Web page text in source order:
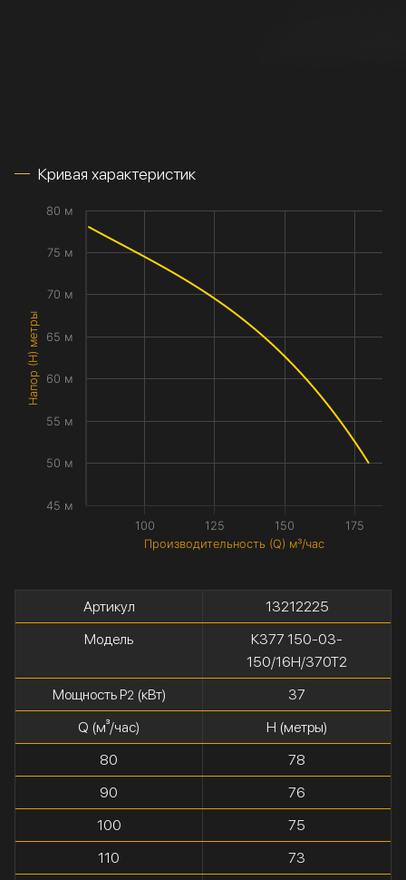
Кривая характеристик
Производительность (Q) м³/час
Напор (H) метры
100 125 150 175
45 м
50 м
55 м
60 м
65 м
70 м
75 м
80 м
Артикул
13212225
Модель
К377 150-03-
150/16Н/370Т2
Мощность P2(кВт)
37
Q (м³/час)
H (метры)
80
78
90
76
100
75
110
73